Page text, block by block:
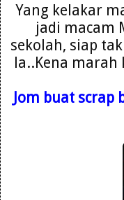
Yang kelakar
jadi macam
sekolah, siap
la..Kena
Jom buat scrap